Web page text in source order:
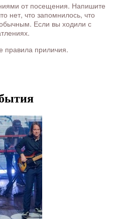
от посещения. Напишите
нет, что запомнилось, что
Если вы ходили с
правила приличия.